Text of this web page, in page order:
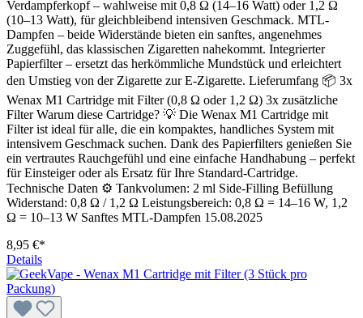
Verdampferkopf – wahlweise mit 0,8 Ω (14–16 Watt) oder 1,2 Ω
(10–13 Watt), für gleichbleibend intensiven Geschmack. MTL-
Dampfen – beide Widerstände bieten ein sanftes, angenehmes
Zuggefühl, das klassischen Zigaretten nahekommt. Integrierter
Papierfilter – ersetzt das herkömmliche Mundstück und erleichtert
den Umstieg von der Zigarette zur E-Zigarette. Lieferumfang 📦 3x
Wenax M1 Cartridge mit Filter (0,8 Ω oder 1,2 Ω) 3x zusätzliche
Filter Warum diese Cartridge? 💡 Die Wenax M1 Cartridge mit
Filter ist ideal für alle, die ein kompaktes, handliches System mit
intensivem Geschmack suchen. Dank des Papierfilters genießen Sie
ein vertrautes Rauchgefühl und eine einfache Handhabung – perfekt
für Einsteiger oder als Ersatz für Ihre Standard-Cartridge.
Technische Daten ⚙️ Tankvolumen: 2 ml Side-Filling Befüllung
Widerstand: 0,8 Ω / 1,2 Ω Leistungsbereich: 0,8 Ω = 14–16 W, 1,2
Ω = 10–13 W Sanftes MTL-Dampfen 15.08.2025
8,95 €*
Details